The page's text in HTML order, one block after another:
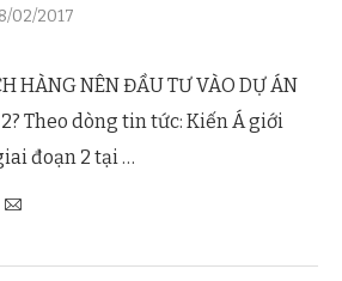
02/2017
HÀNG NÊN ĐẦU TƯ VÀO DỰ ÁN
Theo dòng tin tức: Kiến Á giới
đoạn 2 tại …